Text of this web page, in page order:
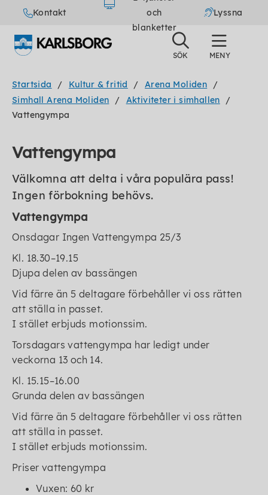
Kontakt
och
blanketter
Lyssna
Startsida Kultur & fritid
Arena Moliden
Simhall Arena Moliden
Aktiviteter i simhallen
Vattengympa
Vattengympa
Välkomna att delta i våra populära pass!
Ingen förbokning behövs.
Vattengympa
Onsdagar Ingen Vattengympa 25/3
Kl. 18.30–19.15
Djupa delen av bassängen
Vid färre än 5 deltagare förbehåller vi oss rätten
att ställa in passet.
I stället erbjuds motionssim.
Torsdagars vattengympa har ledigt under
veckorna 13 och 14.
Kl. 15.15–16.00
Grunda delen av bassängen
Vid färre än 5 deltagare förbehåller vi oss rätten
att ställa in passet.
I stället erbjuds motionssim.
Priser vattengympa
Vuxen: 60 kr